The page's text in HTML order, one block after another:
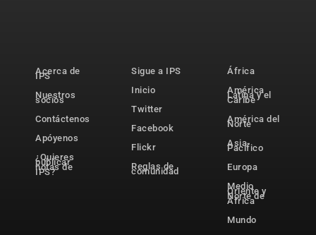
Acerca de
IPS
Nuestros
socios
Contáctenos
Apóyenos
¿Quieres
publicar
notas de
IPS?
Sigue a IPS
Inicio
Twitter
Facebook
Flickr
Reglas de
comunidad
África
América
Latina y el
Caribe
América del
Norte
Asia-
Pacífico
Europa
Medio
Oriente y
Norte de
África
Mundo